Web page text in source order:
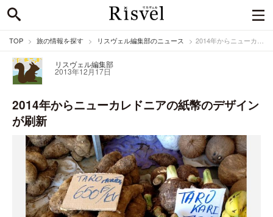
TOP 旅の情報を探す リスヴェル編集部のニュース 2014年からニューカレドニアの紙幣のデザインが刷新
リスヴェル編集部
2013年12月17日
2014年からニューカレドニアの紙幣のデザイン
が刷新